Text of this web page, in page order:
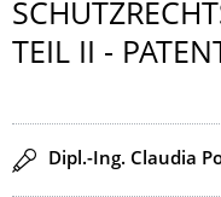
TEIL II -
Redner
Dipl.-Ing. Claudia